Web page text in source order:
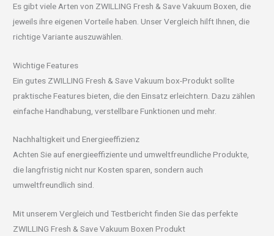
Es gibt viele Arten von ZWILLING Fresh & Save Vakuum Boxen, die
jeweils ihre eigenen Vorteile haben. Unser Vergleich hilft Ihnen, die
richtige Variante auszuwählen.
Wichtige Features
Ein gutes ZWILLING Fresh & Save Vakuum box-Produkt sollte
praktische Features bieten, die den Einsatz erleichtern. Dazu zählen
einfache Handhabung, verstellbare Funktionen und mehr.
Nachhaltigkeit und Energieeffizienz
Achten Sie auf energieeffiziente und umweltfreundliche Produkte,
die langfristig nicht nur Kosten sparen, sondern auch
umweltfreundlich sind.
Mit unserem Vergleich und Testbericht finden Sie das perfekte
ZWILLING Fresh & Save Vakuum Boxen Produkt